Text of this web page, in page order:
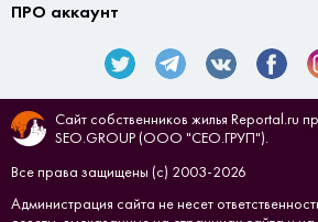
ПРО аккаунт
Сайт собственников жилья Reportal.ru
SEO.GROUP (ООО "СЕО.ГРУП").
Все права защищены (с) 2003-2026
Администрация сайта не несет